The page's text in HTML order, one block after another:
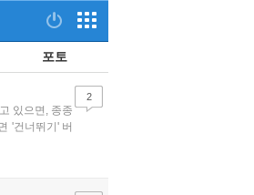
포토
있으면, 종종
'건너뛰기' 버
2